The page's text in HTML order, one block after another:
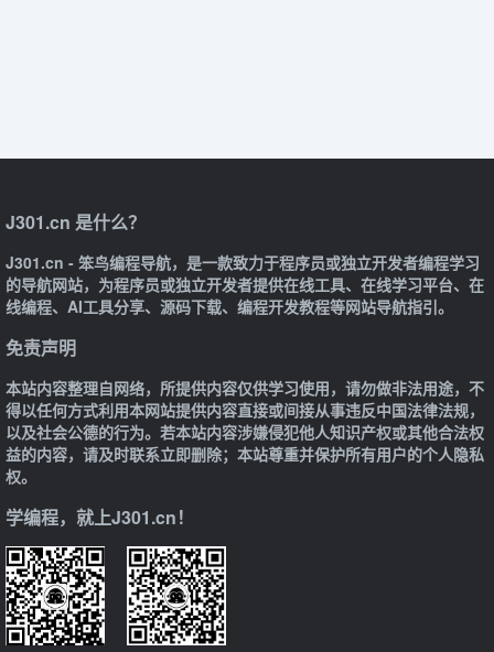
J301.cn 是什么？
J301.cn - 笨鸟编程导航，是一款致力于程序员或独立开发者编程学习
的导航网站，为程序员或独立开发者提供在线工具、在线学习平台、在
线编程、AI工具分享、源码下载、编程开发教程等网站导航指引。
免责声明
本站内容整理自网络，所提供内容仅供学习使用，请勿做非法用途，不
得以任何方式利用本网站提供内容直接或间接从事违反中国法律法规，
以及社会公德的行为。若本站内容涉嫌侵犯他人知识产权或其他合法权
益的内容，请及时联系立即删除；本站尊重并保护所有用户的个人隐私
权。
学编程，就上J301.cn！